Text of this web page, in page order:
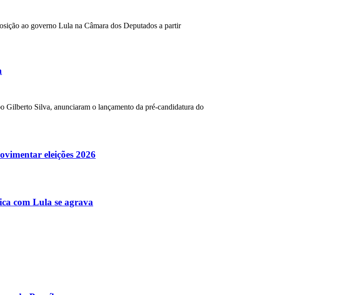
ao governo Lula na Câmara dos Deputados a partir
Gilberto Silva, anunciaram o lançamento da pré-candidatura do
eleições 2026
com Lula se agrava